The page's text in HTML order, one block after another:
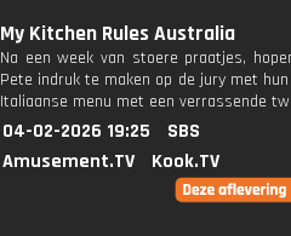
My Kitchen Rules Australia
Na een week van stoere praatjes,
Pete indruk te maken op de jury met
Italiaanse menu met een verrassende
04-02-2026 19:25
SBS
Amusement.TV
Kook.TV